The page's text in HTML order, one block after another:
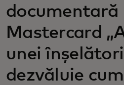
documentară
Mastercard
unei
dezvăluie